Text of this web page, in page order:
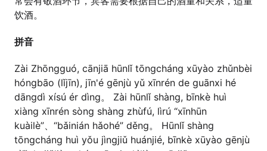
饮酒。
拼音
Zài Zhōngguó, cānjiā hūnlǐ tōngcháng xūyào zhǔnbèi
hóngbāo (lǐjīn), jīn'é gēnjù yǔ xīnrén de guānxi hé
dāngdì xísú ér dìng。 Zài hūnlǐ shàng, bīnkè huì
xiàng xīnrén sòng shàng zhùfú, lìrú “xīnhūn
kuàilè”、“bǎinián hǎohé” děng。 Hūnlǐ shàng
tōngcháng huì yǒu jìngjiǔ huánjié, bīnkè xūyào gēnjù